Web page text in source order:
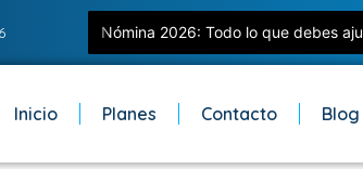
Inicio Planes Contacto Blog